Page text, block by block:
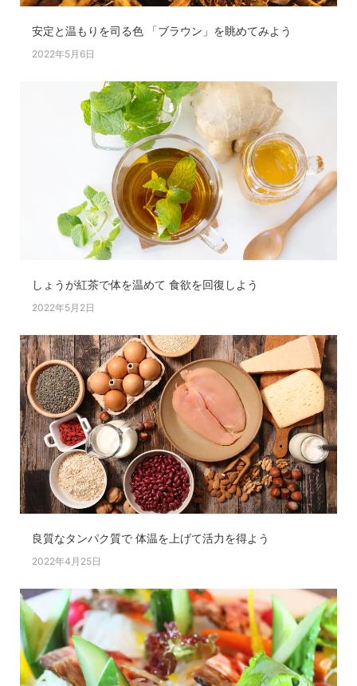
安定と温もりを司る色 「ブラウン」を眺めてみよう
2022年5月6日
しょうが紅茶で体を温めて 食欲を回復しよう
2022年5月2日
良質なタンパク質で 体温を上げて活力を得よう
2022年4月25日